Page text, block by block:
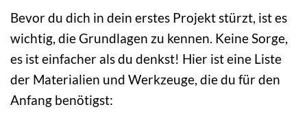
Bevor du dich in dein erstes Projekt stürzt, ist es
wichtig, die Grundlagen zu kennen. Keine Sorge,
es ist einfacher als du denkst! Hier ist eine Liste
der Materialien und Werkzeuge, die du für den
Anfang benötigst: